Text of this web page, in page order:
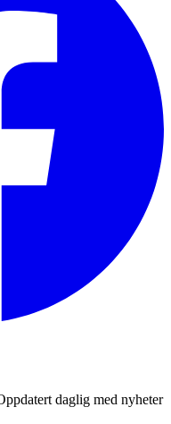
daglig med nyheter